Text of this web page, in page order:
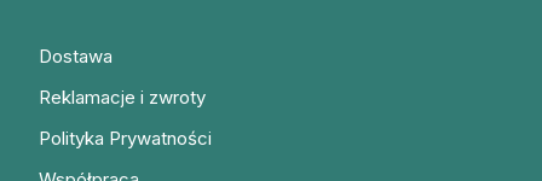
Dostawa
Reklamacje i zwroty
Polityka Prywatności